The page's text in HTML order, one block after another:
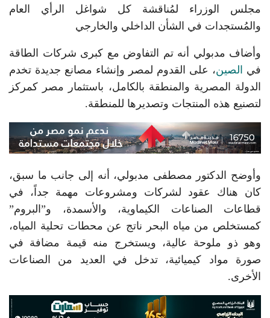
مجلس الوزراء لمُناقشة كل شواغل الرأي العام
والمُستجدات في الشأن الداخلي والخارجي
وأضاف مدبولي أنه تم التفاوض مع كبرى شركات الطاقة
في الصين، على القدوم لمصر وإنشاء مصانع جديدة تخدم
الدولة المصرية والمنطقة بالكامل، باستثمار مصر كمركز
لتصنيع هذه المنتجات وتصديرها للمنطقة.
وأوضح الدكتور مصطفى مدبولي، أنه إلى جانب ما سبق،
كان هناك عقود لشركات ومشروعات مهمة جداً، في
قطاعات الصناعات الكيماوية، والأسمدة، و”البروم”
كمستخلص من مياه البحر ناتج عن محطات تحلية المياه،
وهو ذو ملوحة عالية، ويستخرج منه قيمة مضافة في
صورة مواد كيميائية، تدخل في العديد من الصناعات
الأخرى.